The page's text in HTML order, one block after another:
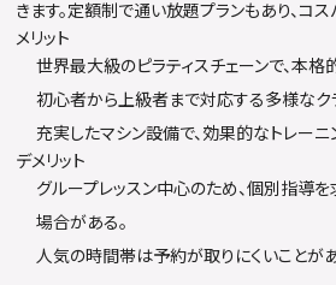
きます。定額制で通い放題プランもあり、コス
メリット
世界最大級のピラティスチェーンで、本格
初心者から上級者まで対応する多様なク
充実したマシン設備で、効果的なトレーニ
デメリット
グループレッスン中心のため、個別指導
場合がある。
人気の時間帯は予約が取りにくいことがあ